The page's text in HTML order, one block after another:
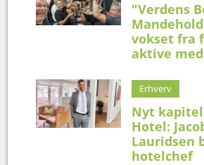
"Verdens
vokset fra
aktive
Erhverv
Nyt
Hotel:
Lauridsen
hotelchef